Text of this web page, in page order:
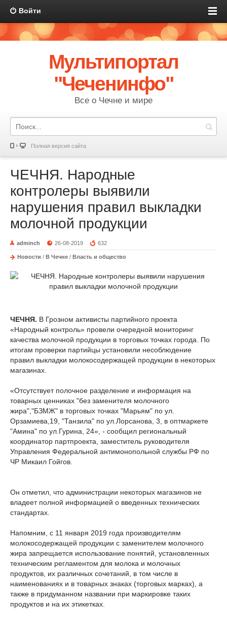
Войти
Мультипортал
"Чеченинфо"
Все о Чечне и мире
Полная версия сайта
ЧЕЧНЯ. Народные
контролеры выявили
нарушения правил выкладки
молочной продукции
adminch 26-08-2019 632
Новости / В Чечне / Власть и общество
ЧЕЧНЯ. В Грозном активисты партийного проекта
«Народный контроль» провели очередной мониторинг
качества молочной продукции в торговых точках города. По
итогам проверки партийцы установили несоблюдение
правил выкладки молокосодержащей продукции в некоторых
магазинах.
«Отсутствует полочное разделение и информация на
товарных ценниках "без заменителя молочного
жира","БЗМЖ" в торговых точках "Марьям" по ул.
Орзамиева,19, "Танзила" по ул.Лорсанова, 3, в оптмаркете
"Амина" по ул.Гурина, 24», - сообщил региональный
координатор партпроекта, заместитель руководителя
Управления Федеральной антимонопольной службы РФ по
ЧР Микаил Гойгов.
Он отметил, что администрации некоторых магазинов не
владеет полной информацией о введенных технических
стандартах.
Напомним, с 11 января 2019 года производителям
молокосодержащей продукции с заменителем молочного
жира запрещается использование понятий, установленных
техническим регламентом для молока и молочных
продуктов, их различных сочетаний, в том числе в
наименованиях и в товарных знаках (торговых марках), а
также в придуманном названии при маркировке таких
продуктов и на их этикетках.